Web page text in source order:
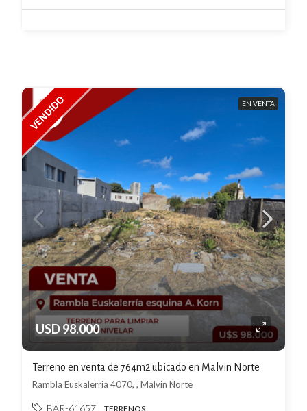
EN VENTA
USD 98.000
Terreno en venta de 764m2 ubicado en Malvin Norte
Rambla Euskalerria 4070, , Malvin Norte
BAR-61657 TERRENOS